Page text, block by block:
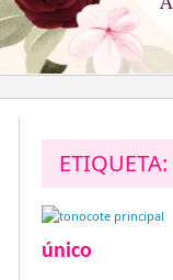
ETIQUETA:
único